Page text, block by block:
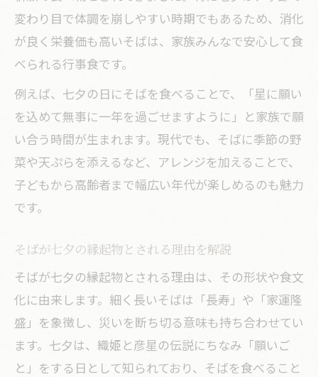
変わり目で体調を崩しやすい時期でもあるため、消化
が良く栄養価も高いそばは、家族みんなで安心して食
べられる行事食です。
例えば、七夕の日にそばを食べることで、「星に願い
を込めて無事に一年を過ごせますように」と家族で願
い合う時間が生まれます。現代でも、そばに季節の野
菜や天ぷらを添えるなど、アレンジを加えることで、
子どもから高齢者まで幅広い年代が楽しめるのも魅力
です。
そばが七夕の縁起物とされる理由を解説
そばが七夕の縁起物とされる理由は、その形状や食文
化に由来します。細く長いそばは「長寿」や「家運隆
盛」を象徴し、災いを断ち切る意味も持ち合わせてい
ます。七夕は、織姫と彦星の伝説にちなみ「願いご
と」をする日として知られており、そばを食べること